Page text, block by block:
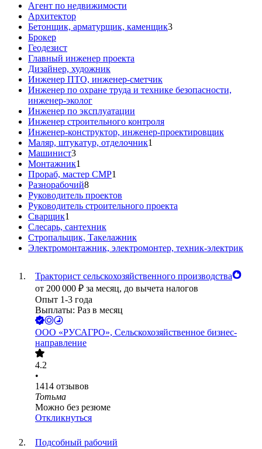
Агент по недвижимости
Архитектор
Бетонщик, арматурщик, каменщик3
Брокер
Геодезист
Главный инженер проекта
Дизайнер, художник
Инженер ПТО, инженер-сметчик
Инженер по охране труда и технике безопасности,
инженер-эколог
Инженер по эксплуатации
Инженер строительного контроля
Инженер-конструктор, инженер-проектировщик
Маляр, штукатур, отделочник1
Машинист3
Монтажник1
Прораб, мастер СМР1
Разнорабочий8
Руководитель проектов
Руководитель строительного проекта
Сварщик1
Слесарь, сантехник
Стропальщик, Такелажник
Электромонтажник, электромонтер, техник-электрик
Тракторист сельскохозяйственного производства
от 200 000 ₽ за месяц, до вычета налогов
Опыт 1-3 года
Выплаты: Раз в месяц
ООО «РУСАГРО», Сельскохозяйственное бизнес-
направление
4.2
•
1414 отзывов
Тотьма
Можно без резюме
Откликнуться
Подсобный рабочий